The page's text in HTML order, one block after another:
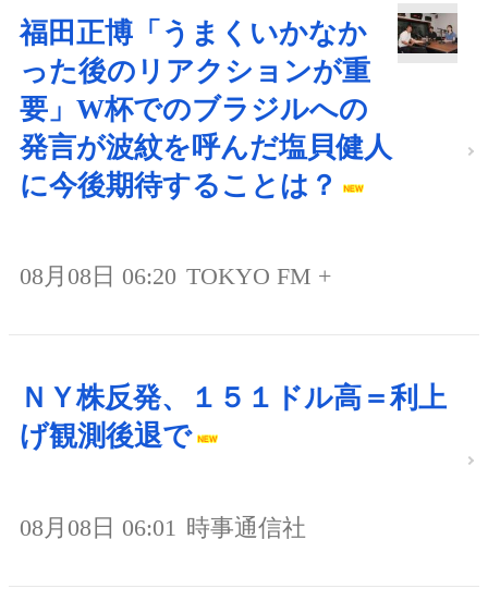
福田正博「うまくいかなか
った後のリアクションが重
要」W杯でのブラジルへの
発言が波紋を呼んだ塩貝健人
に今後期待することは？
08月08日 06:20 TOKYO FM +
ＮＹ株反発、１５１ドル高＝利上
げ観測後退で
08月08日 06:01 時事通信社